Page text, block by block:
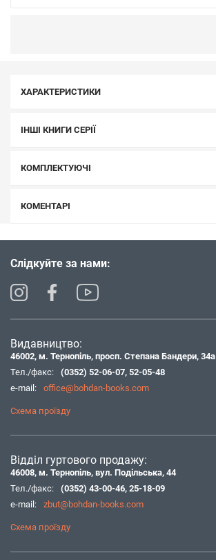
ХАРАКТЕРИСТИКИ
ІНШІ КНИГИ СЕРІЇ
КОМПЛЕКТУЮЧІ
КОМЕНТАРІ
Слідкуйте за нами:
Видавництво:
46002, м. Тернопіль, просп. Степана Бандери, 34а
Тел./факс:
(0352) 52-06-07, 52-05-48
e-mail:
office@bohdan-books.com
Схема проїзду
Відділ гуртового продажу:
46008, м. Тернопіль, вул. Подільська, 44
Тел./факс:
(0352) 43-00-46, 25-18-09
e-mail:
zbut@bohdan-books.com
Схема проїзду